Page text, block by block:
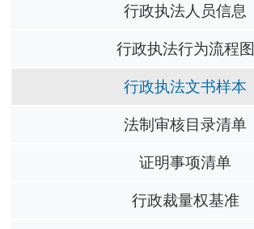
行政执法人员信息
行政执法行为流程图
行政执法文书样本
法制审核目录清单
证明事项清单
行政裁量权基准